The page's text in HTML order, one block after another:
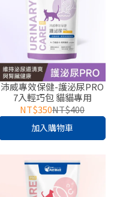
沛威專效保健-護泌尿PRO
7入輕巧包 貓貓專用
NT$350NT$400
加入購物車